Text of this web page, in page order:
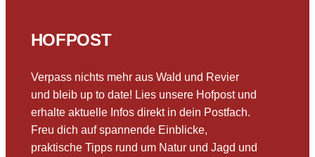
HOFPOST
Verpass nichts mehr aus Wald und Revier
und bleib up to date! Lies unsere Hofpost und
erhalte aktuelle Infos direkt in dein Postfach.
Freu dich auf spannende Einblicke,
praktische Tipps rund um Natur und Jagd und